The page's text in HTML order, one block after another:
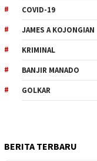
COVID-19
JAMES A KOJONGIAN
KRIMINAL
BANJIR MANADO
GOLKAR
BERITA TERBARU